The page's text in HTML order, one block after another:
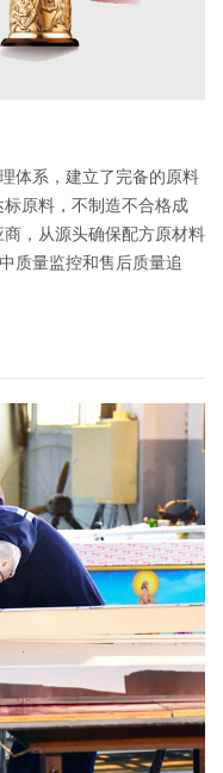
体系，建立了完备的原料
原料，不制造不合格成
，从源头确保配方原材料
质量监控和售后质量追